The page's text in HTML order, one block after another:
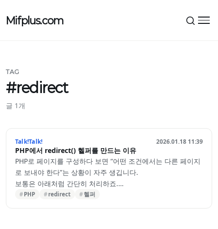
Mifplus.com
TAG
#redirect
글 1개
Talk!Talk! 2026.01.18 11:39
PHP에서 redirect() 헬퍼를 만드는 이유
PHP로 페이지를 구성하다 보면 “어떤 조건에서는 다른 페이지
로 보내야 한다”는 상황이 자주 생깁니다.
보통은 아래처럼 간단히 처리하죠.
header('Location: /somewhere', true, 302);
exit;
PHP redirect 헬퍼